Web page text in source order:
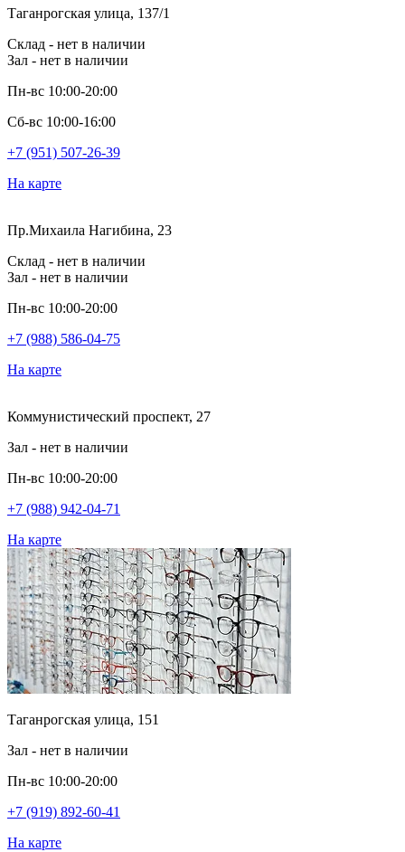
Таганрогская улица, 137/1
Склад - нет в наличии
Зал - нет в наличии
Пн-вс 10:00-20:00
Сб-вс 10:00-16:00
+7 (951) 507-26-39
На карте
Пр.Михаила Нагибина, 23
Склад - нет в наличии
Зал - нет в наличии
Пн-вс 10:00-20:00
+7 (988) 586-04-75
На карте
Коммунистический проспект, 27
Зал - нет в наличии
Пн-вс 10:00-20:00
+7 (988) 942-04-71
На карте
Таганрогская улица, 151
Зал - нет в наличии
Пн-вс 10:00-20:00
+7 (919) 892-60-41
На карте